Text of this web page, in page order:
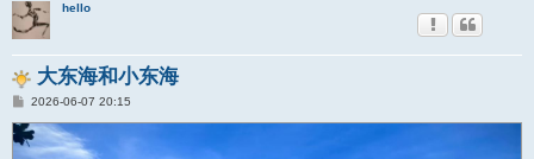
hello
大东海和小东海
帖
2026-06-07 20:15